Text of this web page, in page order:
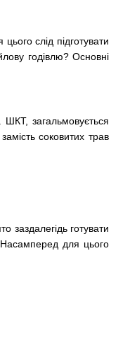
слід підготувати
годівлю? Основні
ШКТ, загальмовується
соковитих трав
заздалегідь готувати
Насамперед для цього